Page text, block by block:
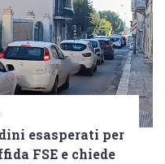
esasperati per
FSE e chiede